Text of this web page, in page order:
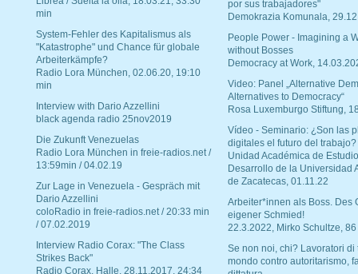
min
System-Fehler des Kapitalismus als
"Katastrophe" und Chance für globale
Arbeiterkämpfe?
Radio Lora München, 02.06.20, 19:10
min
Interview with Dario Azzellini
black agenda radio 25nov2019
Die Zukunft Venezuelas
Radio Lora München in freie-radios.net /
13:59min / 04.02.19
Zur Lage in Venezuela - Gespräch mit
Dario Azzellini
coloRadio in freie-radios.net / 20:33 min
/ 07.02.2019
Interview Radio Corax: "The Class
Strikes Back"
Radio Corax, Halle, 28.11.2017, 24:34
por sus trabajadores"
Demokrazia Komunala,
People Power - Imagining a
without Bosses
Democracy at Work,
Video: Panel „Alternative
Alternatives to Democracy“
Rosa Luxemburgo Stiftung,
Vídeo - Seminario: ¿Son las
digitales el futuro del trabajo?
Unidad Académica de
Desarrollo de la Universidad
de Zacatecas, 01.11.22
Arbeiter*innen als Boss. Des
eigener Schmied!
22.3.2022, Mirko Schultze, 86
Se non noi, chi? Lavoratori di
mondo contro autoritarismo,